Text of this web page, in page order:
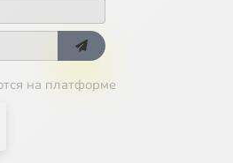
на платформе